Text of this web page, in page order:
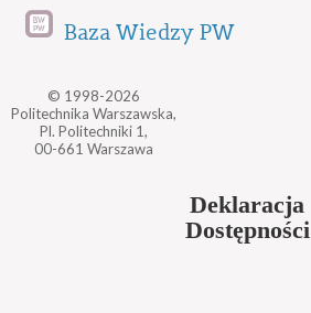
Baza Wiedzy PW
© 1998-2026
Politechnika Warszawska,
Pl. Politechniki 1,
00-661 Warszawa
Deklaracja
Dostępności